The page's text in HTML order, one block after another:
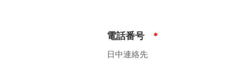
電話番号 ＊
日中連絡先